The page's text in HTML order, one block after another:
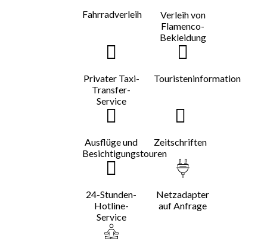
Fahrradverleih
Verleih von
Flamenco-
Bekleidung
Privater Taxi-
Transfer-
Service
Touristeninformation
Ausflüge und
Besichtigungstouren
Zeitschriften
24-Stunden-
Hotline-
Service
Netzadapter
auf Anfrage